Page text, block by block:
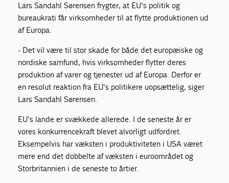
Lars Sandahl Sørensen frygter, at EU's politik og
bureaukrati får virksomheder til at flytte produktionen ud
af Europa.
- Det vil være til stor skade for både det europæiske og
nordiske samfund, hvis virksomheder flytter deres
produktion af varer og tjenester ud af Europa. Derfor er
en resolut reaktion fra EU's politikere uopsættelig, siger
Lars Sandahl Sørensen.
EU’s lande er svækkede allerede. I de seneste år er
vores konkurrencekraft blevet alvorligt udfordret.
Eksempelvis har væksten i produktiviteten i USA været
mere end det dobbelte af væksten i euroområdet og
Storbritannien i de seneste to årtier.